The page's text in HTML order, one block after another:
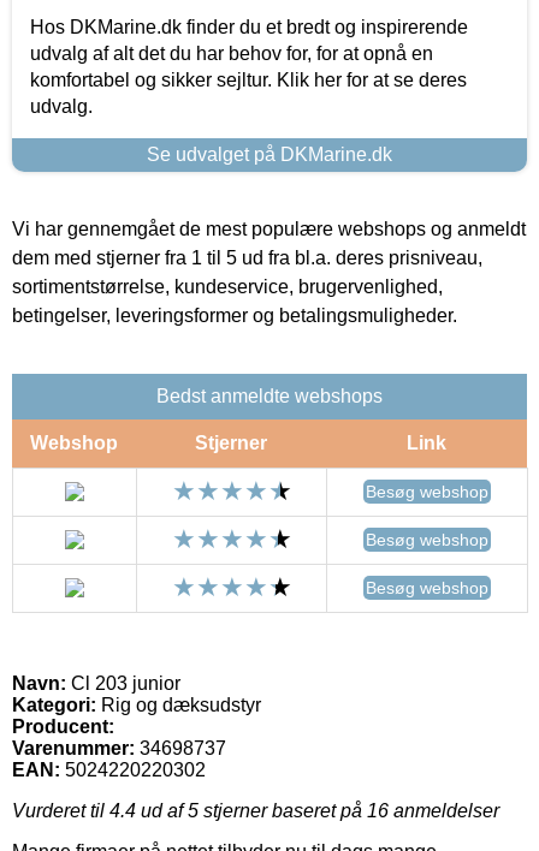
Hos DKMarine.dk finder du et bredt og inspirerende
udvalg af alt det du har behov for, for at opnå en
komfortabel og sikker sejltur. Klik her for at se deres
udvalg.
Se udvalget på DKMarine.dk
Vi har gennemgået de mest populære webshops og anmeldt
dem med stjerner fra 1 til 5 ud fra bl.a. deres prisniveau,
sortimentstørrelse, kundeservice, brugervenlighed,
betingelser, leveringsformer og betalingsmuligheder.
Bedst anmeldte webshops
Webshop Stjerner Link
Besøg webshop
Besøg webshop
Besøg webshop
Navn: Cl 203 junior
Kategori: Rig og dæksudstyr
Producent:
Varenummer: 34698737
EAN: 5024220220302
Vurderet til 4.4 ud af 5 stjerner baseret på 16 anmeldelser